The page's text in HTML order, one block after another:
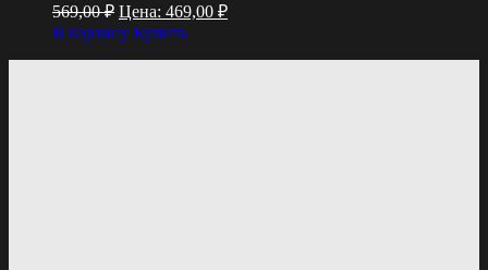
569,00₽ Цена: 469,00 ₽
В корзину Купить